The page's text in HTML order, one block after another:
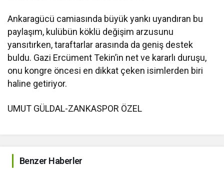
Ankaragücü camiasında büyük yankı uyandıran bu
paylaşım, kulübün köklü değişim arzusunu
yansıtırken, taraftarlar arasında da geniş destek
buldu. Gazi Ercüment Tekin’in net ve kararlı duruşu,
onu kongre öncesi en dikkat çeken isimlerden biri
haline getiriyor.
UMUT GÜLDAL-ZANKASPOR ÖZEL
Benzer Haberler